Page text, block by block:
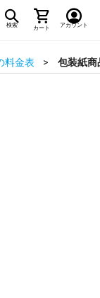
検索 カート アカウント
料金表 包装紙商